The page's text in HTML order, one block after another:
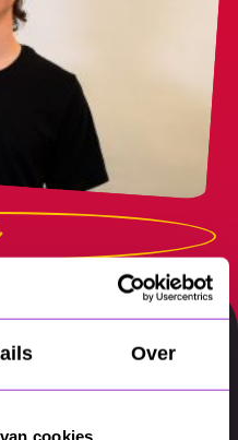
Over
cookies